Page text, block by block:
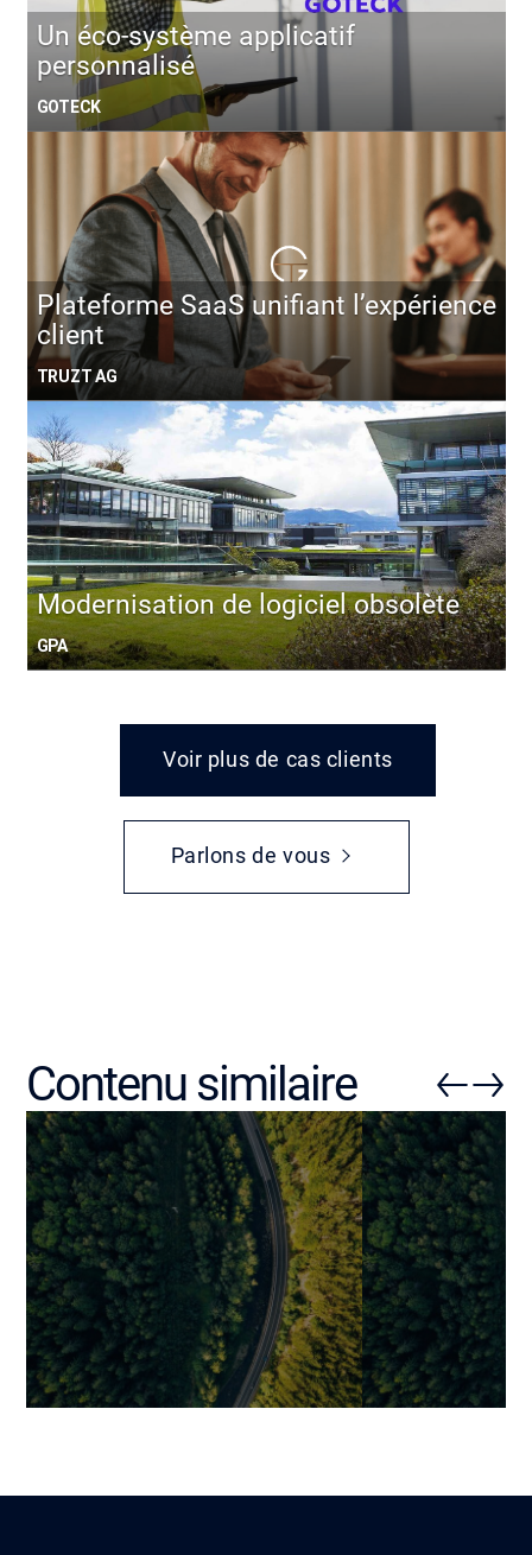
Un éco-système applicatif
personnalisé
GOTECK
Plateforme SaaS unifiant l’expérience
client
TRUZT AG
Modernisation de logiciel obsolète
GPA
Voir plus de cas clients
Parlons de vous
Contenu similaire
revenus et leviers de succès
intégrations